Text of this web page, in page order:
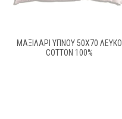
ΜΑΞΙΛΑΡΙ ΥΠΝΟΥ 50X70 ΛΕΥΚΟ
COTTON 100%